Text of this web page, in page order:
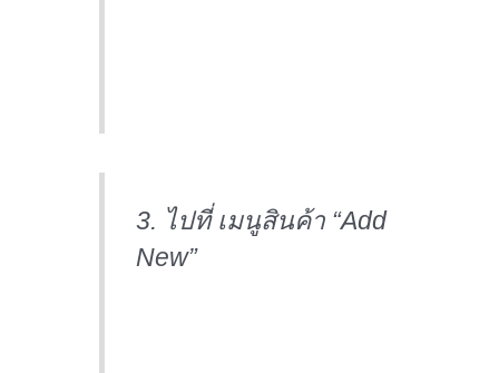
3. ไปที่ เมนูสินค้า “Add
New”